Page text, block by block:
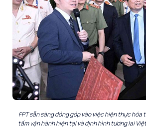
FPT sẵn sàng đóng góp vào việc hiện thực hóa
tầm vận hành hiện tại và định hình tương lai